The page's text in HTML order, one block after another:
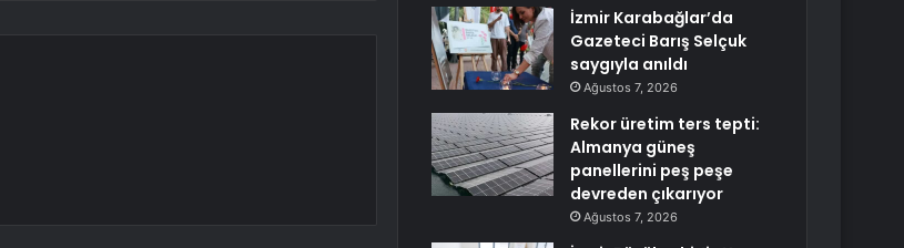
İzmir Karabağlar’da
Gazeteci Barış Selçuk
saygıyla anıldı
Ağustos 7, 2026
Rekor üretim ters tepti:
Almanya güneş
panellerini peş peşe
devreden çıkarıyor
Ağustos 7, 2026